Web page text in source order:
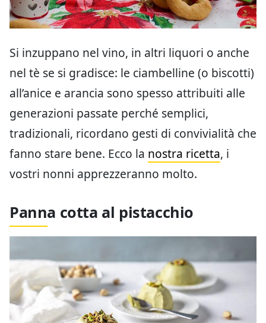
Si inzuppano nel vino, in altri liquori o anche
nel tè se si gradisce: le ciambelline (o biscotti)
all’anice e arancia sono spesso attribuiti alle
generazioni passate perché semplici,
tradizionali, ricordano gesti di convivialità che
fanno stare bene. Ecco la nostra ricetta, i
vostri nonni apprezzeranno molto.
Panna cotta al pistacchio